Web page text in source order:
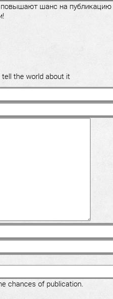
шанс на публикацию
the world about it
chances of publication.